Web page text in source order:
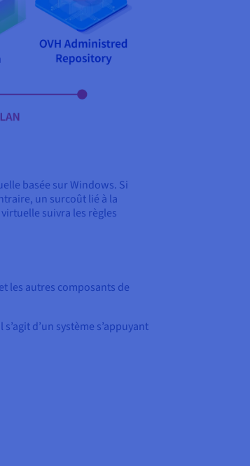
basée sur Windows. Si
un surcoût lié à la
suivra les règles
les autres composants de
d’un système s’appuyant